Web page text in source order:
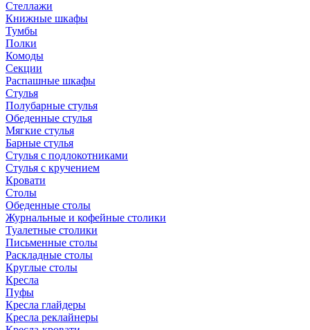
Стеллажи
Книжные шкафы
Тумбы
Полки
Комоды
Секции
Распашные шкафы
Стулья
Полубарные стулья
Обеденные стулья
Мягкие стулья
Барные стулья
Стулья с подлокотниками
Стулья с кручением
Кровати
Столы
Обеденные столы
Журнальные и кофейные столики
Туалетные столики
Письменные столы
Раскладные столы
Круглые столы
Кресла
Пуфы
Кресла глайдеры
Кресла реклайнеры